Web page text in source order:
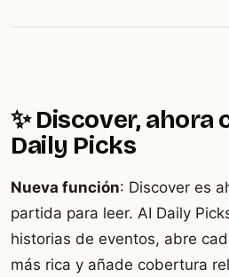
✨ Discover, ahora
Daily Picks
Nueva función: Discover es
partida para leer. AI Daily
historias de eventos, abre
más rica y añade cobertura